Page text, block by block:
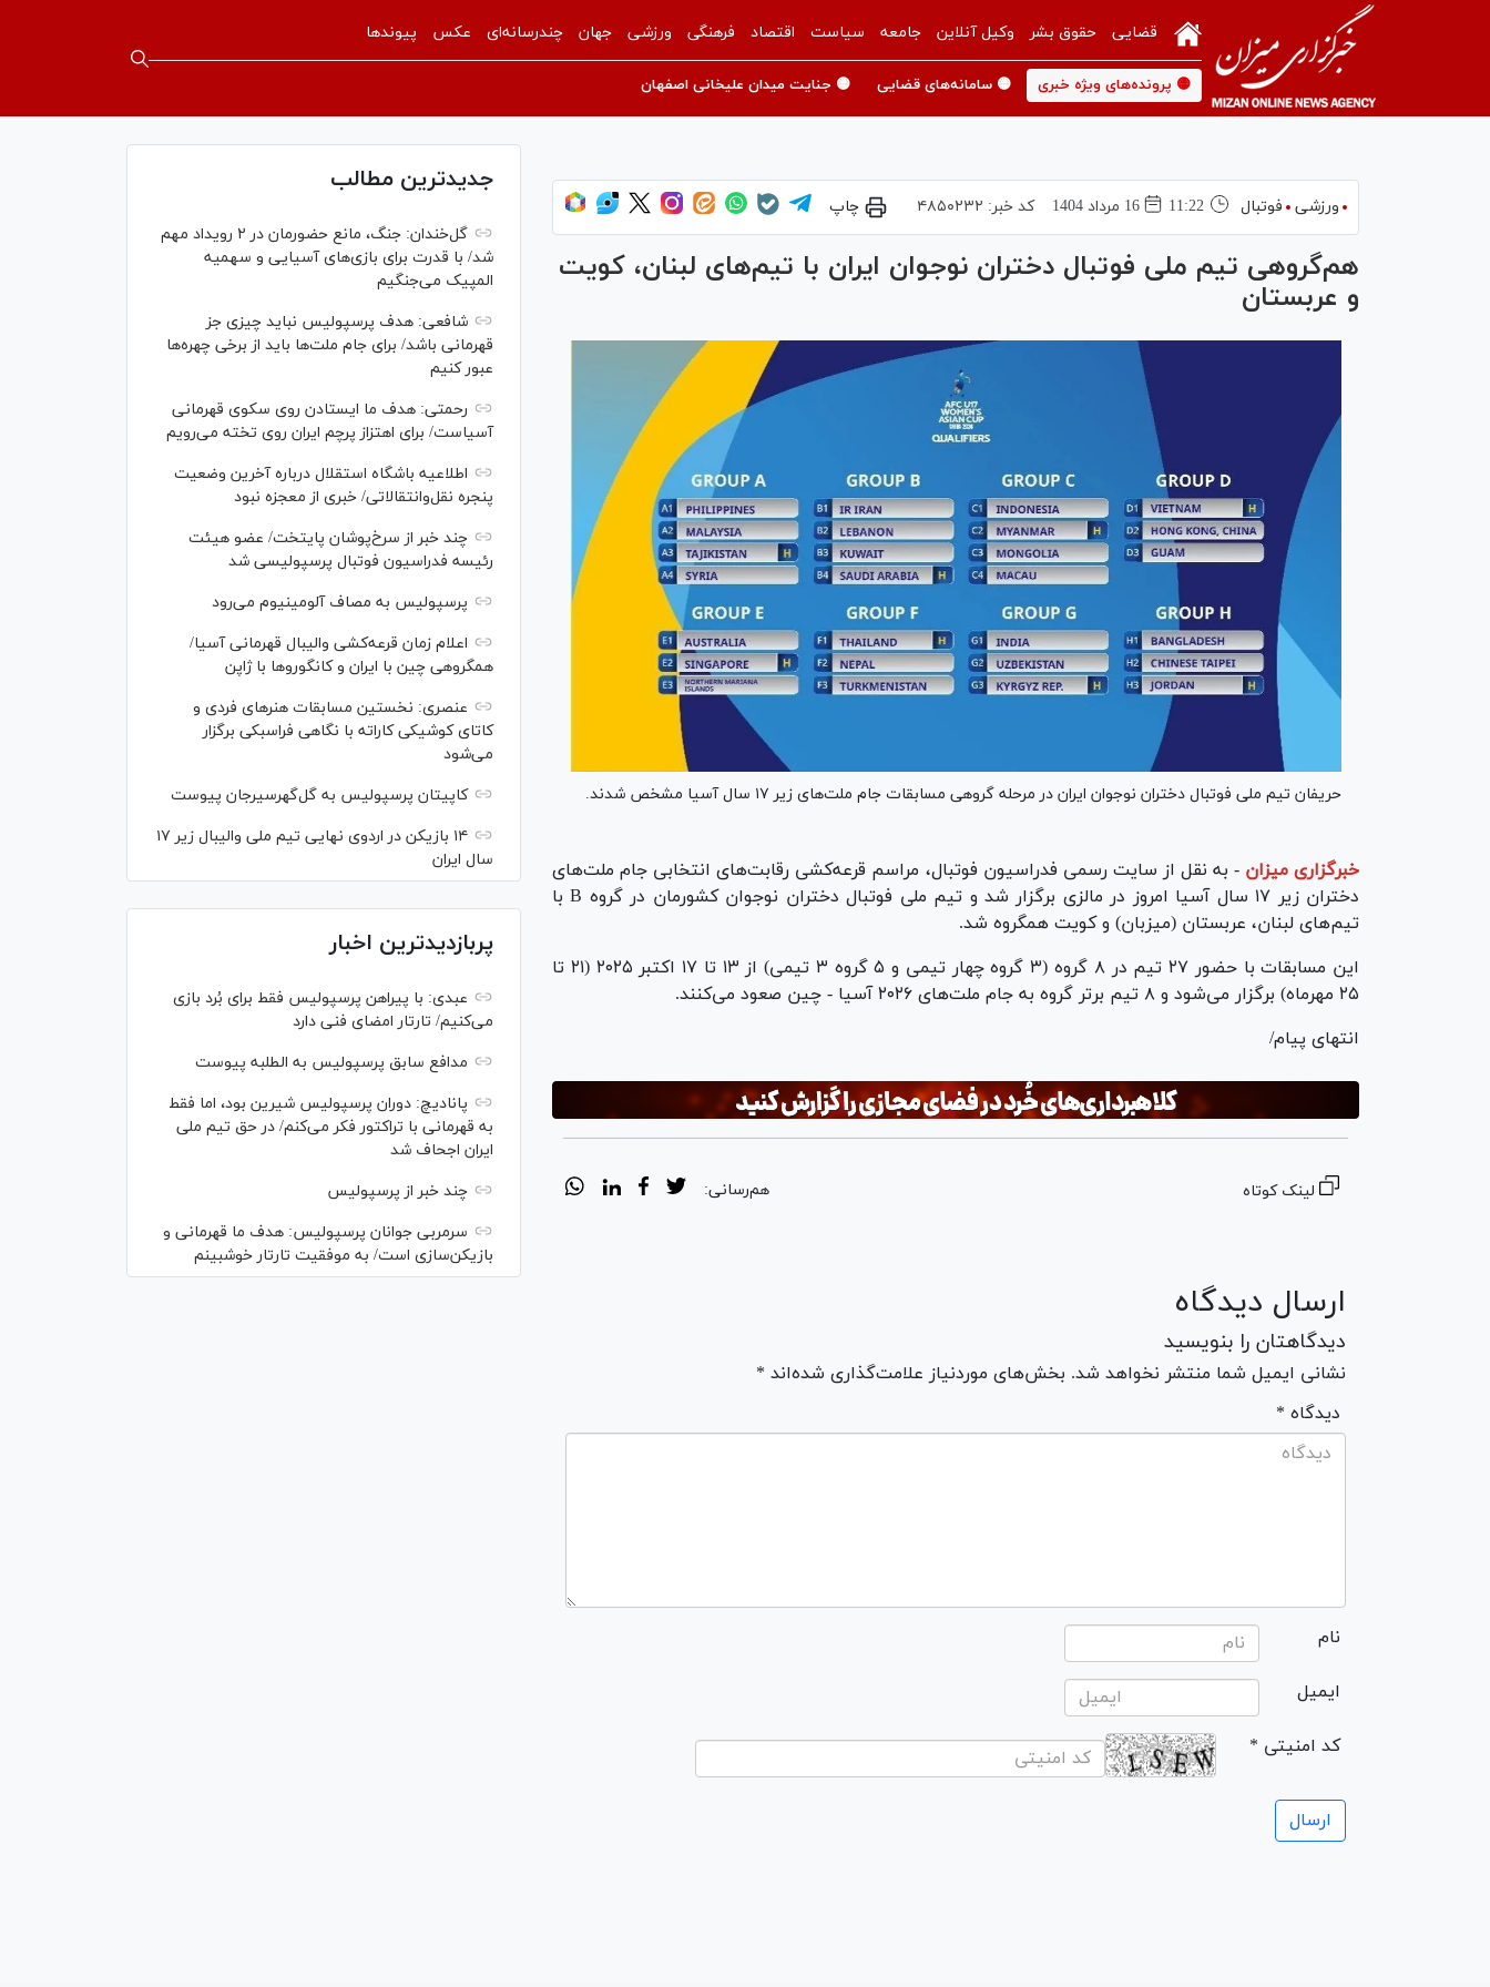
قضایی حقوق بشر وکیل آنلاین جامعه سیاست اقتصاد فرهنگی ورزشی جهان چندرسانه‌ای عکس پیوندها
🟡 پرونده‌های ویژه خبری 🟡 سامانه‌های قضایی 🟡 جنایت میدان علیخانی اصفهان
ورزشی فوتبال 11:22 16 مرداد 1404 کد خبر: ۴۸۵۰۲۳۲ چاپ
هم‌گروهی تیم ملی فوتبال دختران نوجوان ایران با تیم‌های لبنان، کویت
و عربستان
حریفان تیم ملی فوتبال دختران نوجوان ایران در مرحله گروهی مسابقات جام ملت‌های زیر ۱۷ سال آسیا مشخص شدند.
خبرگزاری میزان - به نقل از سایت رسمی فدراسیون فوتبال، مراسم قرعه‌کشی رقابت‌های انتخابی جام ملت‌های
دختران زیر ۱۷ سال آسیا امروز در مالزی برگزار شد و تیم ملی فوتبال دختران نوجوان کشورمان در گروه B با
تیم‌های لبنان، عربستان (میزبان) و کویت همگروه شد.
این مسابقات با حضور ۲۷ تیم در ۸ گروه (۳ گروه چهار تیمی و ۵ گروه ۳ تیمی) از ۱۳ تا ۱۷ اکتبر ۲۰۲۵ (۲۱ تا
۲۵ مهرماه) برگزار می‌شود و ۸ تیم برتر گروه به جام ملت‌های ۲۰۲۶ آسیا - چین صعود می‌کنند.
انتهای پیام/
لینک کوتاه هم‌رسانی:
ارسال دیدگاه
دیدگاهتان را بنویسید
نشانی ایمیل شما منتشر نخواهد شد. بخش‌های موردنیاز علامت‌گذاری شده‌اند *
* دیدگاه
نام
ایمیل
* کد امنیتی
جدیدترین مطالب
گل‌خندان: جنگ، مانع حضورمان در ۲ رویداد مهم
شد/ با قدرت برای بازی‌های آسیایی و سهمیه
المپیک می‌جنگیم
شافعی: هدف پرسپولیس نباید چیزی جز
قهرمانی باشد/ برای جام ملت‌ها باید از برخی چهره‌ها
عبور کنیم
رحمتی: هدف ما ایستادن روی سکوی قهرمانی
آسیاست/ برای اهتزاز پرچم ایران روی تخته می‌رویم
اطلاعیه باشگاه استقلال درباره آخرین وضعیت
پنجره نقل‌وانتقالاتی/ خبری از معجزه نبود
چند خبر از سرخ‌پوشان پایتخت/ عضو هیئت
رئیسه فدراسیون فوتبال پرسپولیسی شد
پرسپولیس به مصاف آلومینیوم می‌رود
اعلام زمان قرعه‌کشی والیبال قهرمانی آسیا/
همگروهی چین با ایران و کانگورو‌ها با ژاپن
عنصری: نخستین مسابقات هنر‌های فردی و
کاتای کوشیکی کاراته با نگاهی فراسبکی برگزار
می‌شود
کاپیتان پرسپولیس به گل‌گهرسیرجان پیوست
۱۴ بازیکن در اردوی نهایی تیم ملی والیبال زیر ۱۷
سال ایران
پربازدیدترین اخبار
عبدی: با پیراهن پرسپولیس فقط برای بُرد بازی
می‌کنیم/ تارتار امضای فنی دارد
مدافع سابق پرسپولیس به الطلبه پیوست
پانادیچ: دوران پرسپولیس شیرین بود، اما فقط
به قهرمانی با تراکتور فکر می‌کنم/ در حق تیم ملی
ایران اجحاف شد
چند خبر از پرسپولیس
سرمربی جوانان پرسپولیس: هدف ما قهرمانی و
بازیکن‌سازی است/ به موفقیت تارتار خوشبینم